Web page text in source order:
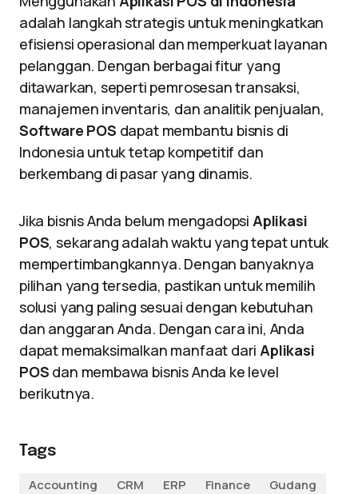
adalah langkah strategis untuk meningkatkan
efisiensi operasional dan memperkuat layanan
pelanggan. Dengan berbagai fitur yang
ditawarkan, seperti pemrosesan transaksi,
manajemen inventaris, dan analitik penjualan,
Software POS dapat membantu bisnis di
Indonesia untuk tetap kompetitif dan
berkembang di pasar yang dinamis.
Jika bisnis Anda belum mengadopsi Aplikasi
POS, sekarang adalah waktu yang tepat untuk
mempertimbangkannya. Dengan banyaknya
pilihan yang tersedia, pastikan untuk memilih
solusi yang paling sesuai dengan kebutuhan
dan anggaran Anda. Dengan cara ini, Anda
dapat memaksimalkan manfaat dariAplikasi
POS dan membawa bisnis Anda ke level
berikutnya.
Tags
Accounting
CRM ERP Finance
Gudang